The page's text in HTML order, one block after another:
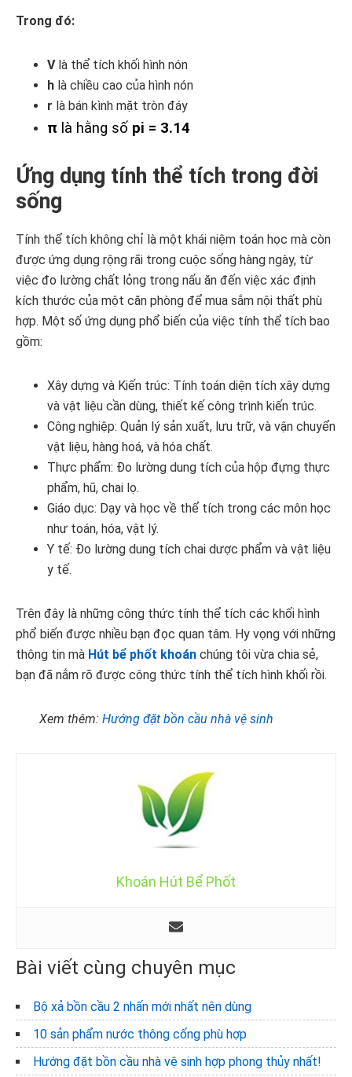
Trong đó:
Vlà thể tích khối hình nón
h là chiều cao của hình nón
r là bán kình mặt tròn đáy
π là hằng số pi = 3.14
Ứng dụng tính thể tích trong đời
sống
Tính thể tích không chỉ là một khái niệm toán học mà còn
được ứng dụng rộng rãi trong cuộc sống hàng ngày, từ
việc đo lường chất lỏng trong nấu ăn đến việc xác định
kích thước của một căn phòng để mua sắm nội thất phù
hợp. Một số ứng dụng phổ biến của việc tính thể tích bao
gồm:
Xây dựng và Kiến trúc: Tính toán diện tích xây dựng
và vật liệu cần dùng, thiết kế công trình kiến trúc.
Công nghiệp: Quản lý sản xuất, lưu trữ, và vận chuyển
vật liệu, hàng hoá, và hóa chất.
Thực phẩm: Đo lường dung tích của hộp đựng thực
phẩm, hũ, chai lọ.
Giáo dục: Dạy và học về thể tích trong các môn học
như toán, hóa, vật lý.
Y tế: Đo lường dung tích chai dược phẩm và vật liệu
y tế.
Trên đây là những công thức tính thể tích các khối hình
phổ biến được nhiều bạn đọc quan tâm. Hy vọng với những
thông tin mà Hút bể phốt khoán chúng tôi vừa chia sẻ,
bạn đã nắm rõ được công thức tính thể tích hình khối rồi.
Xem thêm: Hướng đặt bồn cầu nhà vệ sinh
Khoán Hút Bể Phốt
Bài viết cùng chuyên mục
Bộ xả bồn cầu 2 nhấn mới nhất nên dùng
10 sản phẩm nước thông cống phù hợp
Hướng đặt bồn cầu nhà vệ sinh hợp phong thủy nhất!